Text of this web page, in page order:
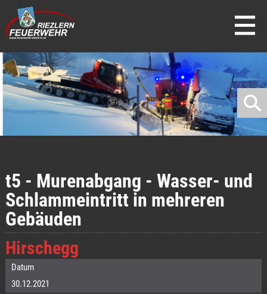
direkt zur Navigation
direkt zum Inhalt
t5 - Murenabgang - Wasser- und
Schlammeintritt in mehreren
Gebäuden
Hirschegg
Datum
30.12.2021